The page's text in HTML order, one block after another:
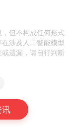
但不构成任何形式
涉及人工智能模型
遗漏，请自行判断
讯